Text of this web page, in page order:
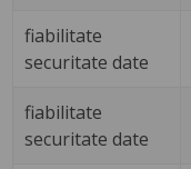
fiabilitate
securitate date
fiabilitate
securitate date